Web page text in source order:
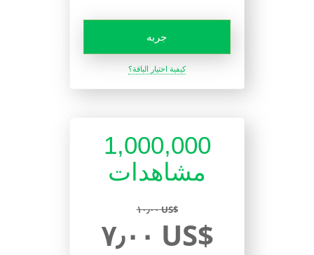
جربه
كيفية اختيار الباقة؟
1,000,000
مشاهدات
١٠٫٠٠ US$
٧٫٠٠ US$